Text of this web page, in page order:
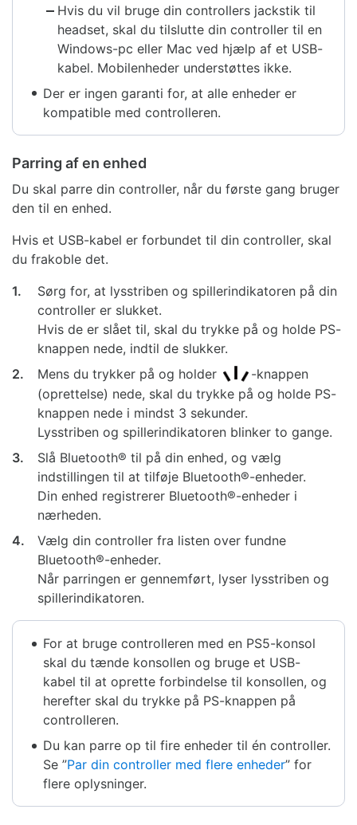
Hvis du vil bruge din controllers jackstik til
headset, skal du tilslutte din controller til en
Windows-pc eller Mac ved hjælp af et USB-
kabel. Mobilenheder understøttes ikke.
Der er ingen garanti for, at alle enheder er
kompatible med controlleren.
Parring af en enhed
Du skal parre din controller, når du første gang bruger
den til en enhed.
Hvis et USB-kabel er forbundet til din controller, skal
du frakoble det.
1.
Sørg for, at lysstriben og spillerindikatoren på din
controller er slukket.
Hvis de er slået til, skal du trykke på og holde PS-
knappen nede, indtil de slukker.
2.
Mens du trykker på og holder
-knappen
(oprettelse) nede, skal du trykke på og holde PS-
knappen nede i mindst 3 sekunder.
Lysstriben og spillerindikatoren blinker to gange.
3.
Slå Bluetooth® til på din enhed, og vælg
indstillingen til at tilføje Bluetooth®-enheder.
Din enhed registrerer Bluetooth®-enheder i
nærheden.
4.
Vælg din controller fra listen over fundne
Bluetooth®-enheder.
Når parringen er gennemført, lyser lysstriben og
spillerindikatoren.
For at bruge controlleren med en PS5-konsol
skal du tænde konsollen og bruge et USB-
kabel til at oprette forbindelse til konsollen, og
herefter skal du trykke på PS-knappen på
controlleren.
Du kan parre op til fire enheder til én controller.
Se ”Par din controller med flere enheder” for
flere oplysninger.